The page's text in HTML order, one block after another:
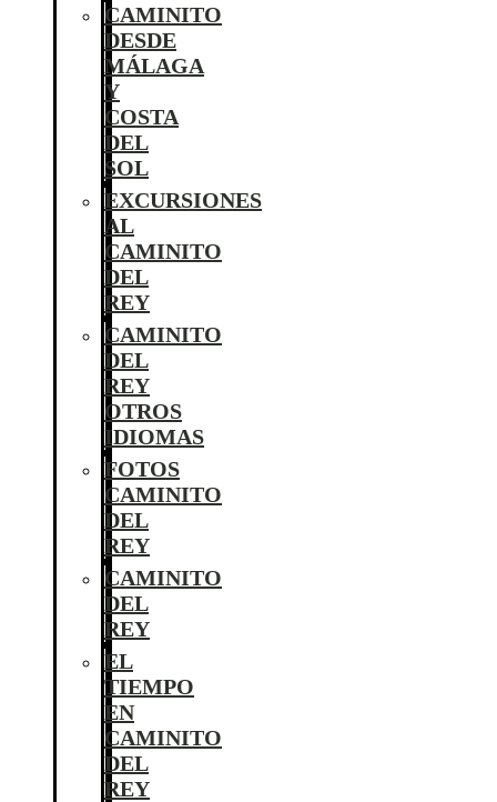
CAMINITO
DESDE
MÁLAGA
Y
COSTA
DEL
SOL
EXCURSIONES
AL
CAMINITO
DEL
REY
CAMINITO
DEL
REY
OTROS
IDIOMAS
FOTOS
CAMINITO
DEL
REY
CAMINITO
DEL
REY
EL
TIEMPO
EN
CAMINITO
DEL
REY